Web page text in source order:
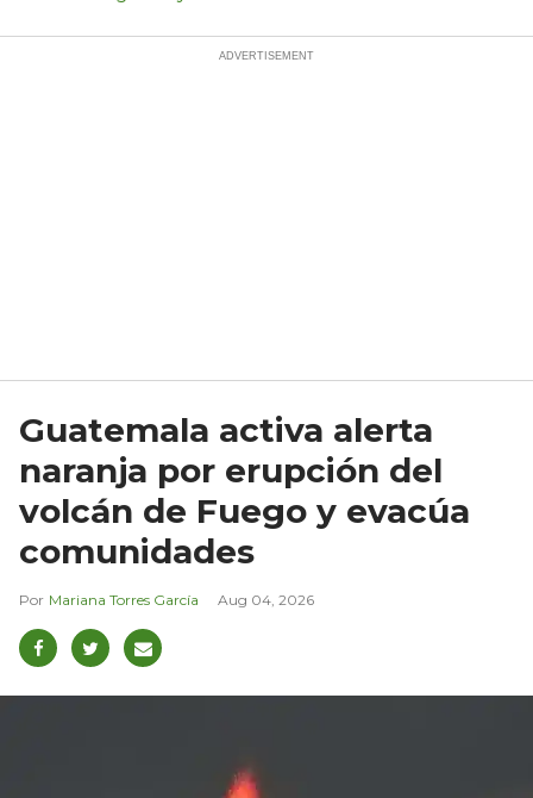
Guatemala activa alerta
naranja por erupción del
volcán de Fuego y evacúa
comunidades
Mariana Torres García Aug 04, 2026